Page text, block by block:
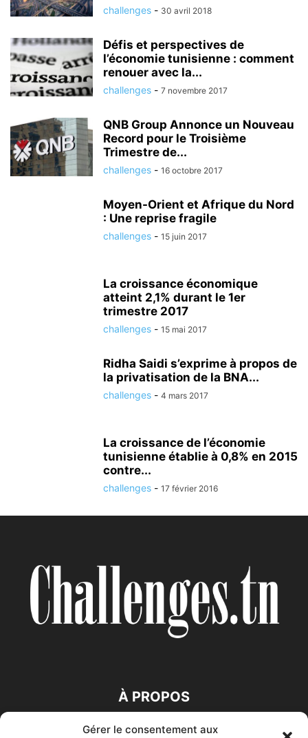
Gérer le consentement aux
challenges - 30 avril 2018
Défis et perspectives de
l’économie tunisienne : comment
renouer avec la...
challenges - 7 novembre 2017
QNB Group Annonce un Nouveau
Record pour le Troisième
Trimestre de...
challenges - 16 octobre 2017
Moyen-Orient et Afrique du Nord
: Une reprise fragile
challenges - 15 juin 2017
La croissance économique
atteint 2,1% durant le 1er
trimestre 2017
challenges - 15 mai 2017
Ridha Saidi s’exprime à propos de
la privatisation de la BNA...
challenges - 4 mars 2017
La croissance de l’économie
tunisienne établie à 0,8% en 2015
contre...
challenges - 17 février 2016
À PROPOS